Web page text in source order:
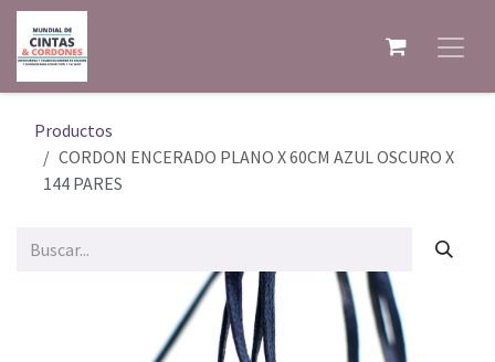
Ir al contenido
Productos
CORDON ENCERADO PLANO X 60CM AZUL OSCURO X
144 PARES